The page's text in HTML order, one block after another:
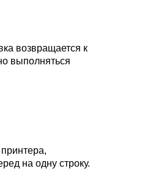
возвращается к
выполняться
на одну строку.